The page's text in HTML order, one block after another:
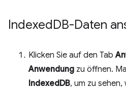
IndexedDB-Daten
Klicken Sie auf den Tab
Anwendung zu öffnen.
IndexedDB, um zu